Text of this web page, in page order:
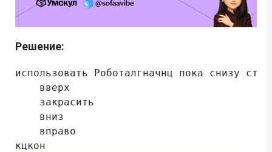
Решение:
использовать Роботалгначнц пока снизу
    вверх
    закрасить
    вниз
    вправо
кцкон